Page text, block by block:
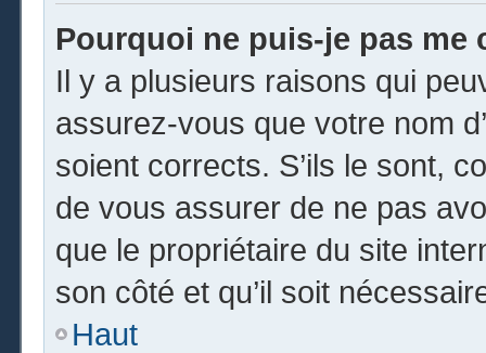
Pourquoi ne puis-je pas me
Il y a plusieurs raisons qui
assurez-vous que votre nom
soient corrects. S’ils le sont,
de vous assurer de ne pas
que le propriétaire du site
son côté et qu’il soit
Haut